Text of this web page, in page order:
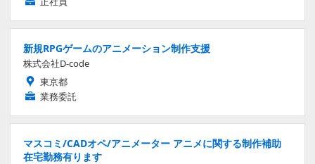
新規RPGゲームのアニメーション制作支援
株式会社D-code
東京都
業務委託
マスコミ/CADオペ/アニメーター アニメに関する制作補助
在宅勤務有ります